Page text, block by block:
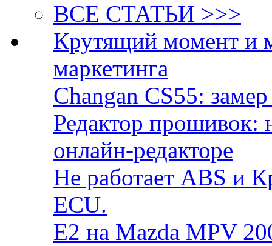
ВСЕ СТАТЬИ >>>
Крутящий момент и
маркетинга
Changan CS55:
Редактор прошивок:
онлайн-редакторе
Не работает ABS и
ECU.
E2 на Mazda MPV